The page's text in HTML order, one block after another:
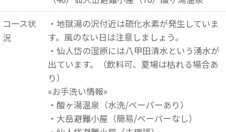
コース状
況
・地獄湯の沢付近は硫化水素が発生していま
す。風のない日は注意しましょう。
・仙人岱の湿原には八甲田清水という湧水が
出ています。（飲料可、夏場は枯れる場合あ
り）
«お手洗い情報»
・酸ヶ湯温泉（水洗/ペーパーあり）
・大岳避難小屋（簡易/ペーパーなし）